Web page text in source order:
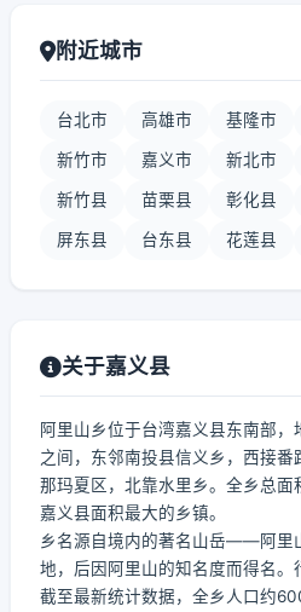
附近城市
台北市 高雄市 基隆市
新竹市 嘉义市 新北市
新竹县 苗栗县 彰化县
屏东县 台东县 花莲县
关于嘉义县
阿里山乡位于台湾嘉义县东南部
之间，东邻南投县信义乡，西接
那玛夏区，北靠水里乡。全乡总面
嘉义县面积最大的乡镇。
乡名源自境内的著名山岳——阿里
地，后因阿里山的知名度而得名。
截至最新统计数据，全乡人口约